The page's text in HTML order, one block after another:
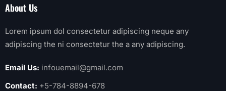
About Us
Lorem ipsum dol consectetur adipiscing neque any
adipiscing the ni consectetur the a any adipiscing.
Email Us: infouemail@gmail.com
Contact: +5-784-8894-678